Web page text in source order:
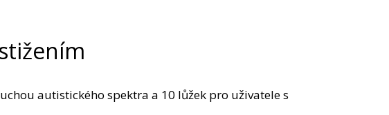
autistického spektra a 10 lůžek pro uživatele s